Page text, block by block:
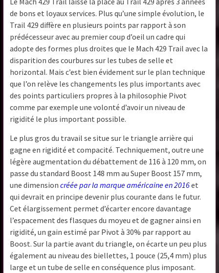
de bons et loyaux services. Plus qu’une simple évolution, le
Trail 429 diffère en plusieurs points par rapport à son
prédécesseur avec au premier coup d’oeil un cadre qui
adopte des formes plus droites que le Mach 429 Trail avec la
disparition des courbures sur les tubes de selle et
horizontal. Mais c’est bien évidement sur le plan technique
que l’on relève les changements les plus importants avec
des points particuliers propres à la philosophie Pivot
comme par exemple une volonté d’avoir un niveau de
rigidité le plus important possible.
Le plus gros du travail se situe sur le triangle arrière qui
gagne en rigidité et compacité. Techniquement, outre une
légère augmentation du débattement de 116 à 120 mm, on
passe du standard Boost 148 mm au Super Boost 157 mm,
une dimensioncréée par la marque américaine en 2016et
qui devrait en principe devenir plus courante dans le futur.
Cet élargissement permet d’écarter encore davantage
l’espacement des flasques du moyeu et de gagner ainsi en
rigidité, un gain estimé par Pivot à 30% par rapport au
Boost. Sur la partie avant du triangle, on écarte un peu plus
également au niveau des biellettes, 1 pouce (25,4 mm) plus
large et un tube de selle en conséquence plus imposant.